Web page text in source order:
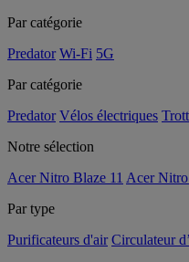
Par catégorie
Predator Wi-Fi 5G
Par catégorie
Predator Vélos électriques
Notre sélection
Acer Nitro Blaze 11 Acer
Par type
Purificateurs d'air Circulateur